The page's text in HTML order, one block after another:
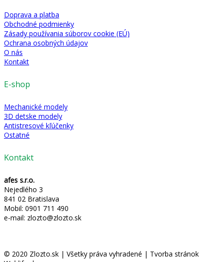
Doprava a platba
Obchodné podmienky
Zásady používania súborov cookie (EÚ)
Ochrana osobných údajov
O nás
Kontakt
E-shop
Mechanické modely
3D detske modely
Antistresové kľúčenky
Ostatné
Kontakt
afes s.r.o.
Nejedlého 3
841 02 Bratislava
Mobil: 0901 711 490
e-mail: zlozto@zlozto.sk
© 2020 Zlozto.sk | Všetky práva vyhradené | Tvorba stránok